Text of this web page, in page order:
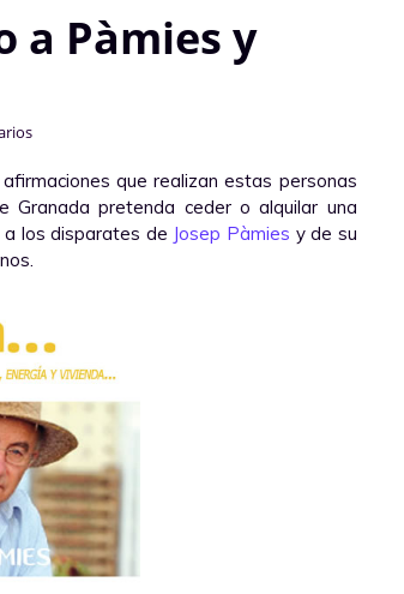
a Pàmies y
que realizan estas personas
Granada pretenda ceder o alquilar una
a los disparates de Josep Pàmies y de su